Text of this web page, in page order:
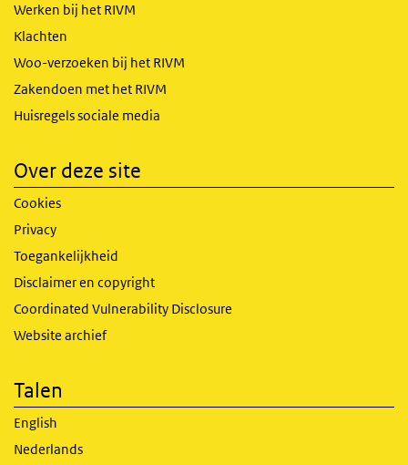
Werken bij het RIVM
Klachten
Woo-verzoeken bij het RIVM
Zakendoen met het RIVM
Huisregels sociale media
Over deze site
Cookies
Privacy
Toegankelijkheid
Disclaimer en copyright
Coordinated Vulnerability Disclosure
Website archief
Talen
English
Nederlands